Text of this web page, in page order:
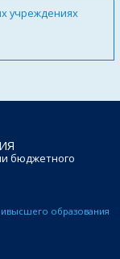
учреждениях
бюджетного
высшего образования